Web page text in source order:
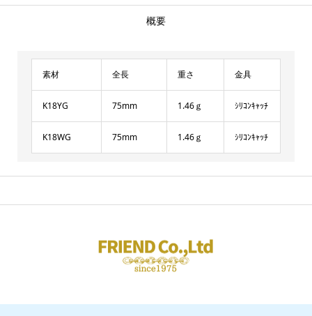
概要
素材 全長 重さ 金具
K18YG 75mm 1.46ｇ ｼﾘｺﾝｷｬｯﾁ
K18WG 75mm 1.46ｇ ｼﾘｺﾝｷｬｯﾁ